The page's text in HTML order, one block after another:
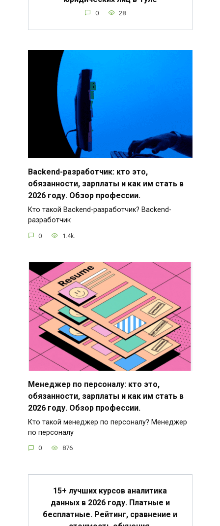
0 28
Backend-разработчик: кто это,
обязанности, зарплаты и как им стать в
2026 году. Обзор профессии.
Кто такой Backend-разработчик? Backend-
разработчик
0 1.4k.
Менеджер по персоналу: кто это,
обязанности, зарплаты и как им стать в
2026 году. Обзор профессии.
Кто такой менеджер по персоналу? Менеджер
по персоналу
0 876
15+ лучших курсов аналитика
данных в 2026 году. Платные и
бесплатные. Рейтинг, сравнение и